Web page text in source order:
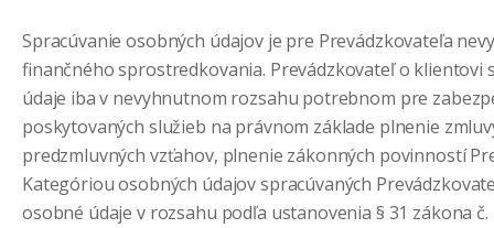
Spracúvanie osobných údajov je pre Prevádzkovateľa
finančného sprostredkovania. Prevádzkovateľ o klientovi
údaje iba v nevyhnutnom rozsahu potrebnom pre
poskytovaných služieb na právnom základe plnenie
predzmluvných vzťahov, plnenie zákonných povinností
Kategóriou osobných údajov spracúvaných
osobné údaje v rozsahu podľa ustanovenia § 31 zákona č.